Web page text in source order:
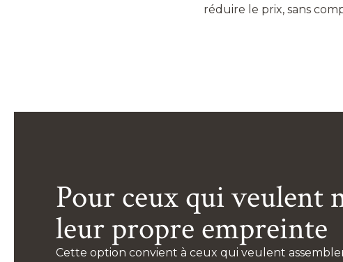
réduire le prix, sans
Pour ceux qui veulent
leur propre empreinte
Cette option convient à ceux qui veulent